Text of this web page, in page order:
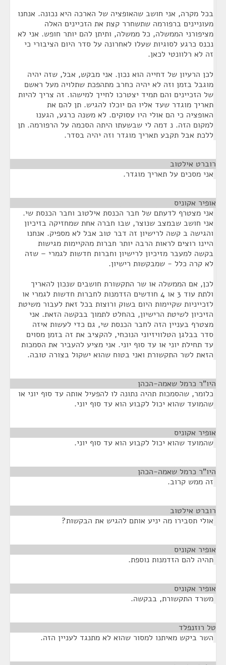
בכל מקרה, אני חושב שהאופציה של הארכה היא נכונה. אנחנו
מעוניינים ברפורמה שתשחרר קצת את הזכיינים האלה
מציפורני הממשלה, כל ממשלה, ותיתן להם יותר חופש. אני לא
נכנס כרגע לסוגיות שעלו לאחרונה על סדר היום הציבורי כי
זה לא רלוונטי לכאן.
לכן הרעיון של דחייה הוא נכון. אני מבקש, אבל, שזה יהיה
מוגבל בזמן וזה לא יהיה כחרב מתהפכת שתלויה מעל ראשם
של הזכיינים והם תמיד יצטרכו לחייך למישהו. זה צריך להיות
תאריך מוגדר שעד אליו הם יוכלו להגיש. תן להם את
האופציה כי הם אולי היו עסוקים. לא משנה כרגע, הגענו
למקום הזה. נ דמה לי שבשעתו היתה הסכמה על הרפורמה. תן
ללכת אבל תקבע תאריך מוגדר וזה יהיה בסדר.
רוברט אילטוב
אני מסכים על תאריך מוגדר.
אופיר אקוניס
אני מצטרף לדעתם של חבר הכנסת אילטוב וחבר הכנסת שי.
אני חושב שבמצב שנוצר, שבו חברה אחת שמחזיקה בזיכיון
והגישה ב קשה לרישיון זה דבר טוב אבל לא מספיק. אנחנו
היינו רוצים לראות הרבה יותר חברות מהקיימות מגישות
בקשה למעבר מזיכיון לרישיון וחברות חדשות לגמרי – שזה
לא קרה כלל - שמבקשות רישיון.
לכן, אם הממשלה או שר התקשורת חושבים שנכון להאריך
ולתת עוד 3 או 4 חודשים הזדמנות לחברות חדשות לגמרי או
לזכייניות שקיימות היום בשוק ורוצות בכל זאת לעבור משיטת
הזיכיון לשיטת הרישיון, בהחלט לתמוך בבקשה הזאת. אני
מצטרף בעניין הזה לחבר הכנסת שי, גם כדי לעשות איזה
סדר בבלגן הטלוויזיוני הנוכחי, להקציב את זה בזמן מסוים
עד תחילת יוני או עד סוף יוני. אני מציע להעביר את הסמכות
הזאת לשר התקשורת ואני בטוח שהוא ישקול בצורה טובה.
היו"ר כרמל שאמה-הכהן
כלומר, שהסמכות תהיה נתונה לו להפעיל אותה עד סוף יוני או
שהמועד שהוא יכול לקבוע הוא עד סוף יוני.
אופיר אקוניס
שהמועד שהוא יכול לקבוע הוא עד סוף יוני.
היו"ר כרמל שאמה-הכהן
זה ממש קרוב.
רוברט אילטוב
אולי תסבירו מה יניע אותם להגיש את הבקשות?
אופיר אקוניס
תהיה להם הזדמנות נוספת.
אופיר אקוניס
משרד התקשורת, בבקשה.
טל רוזנפלד
השר ביקש מאיתנו למסור שהוא לא מתנגד לעניין הזה.